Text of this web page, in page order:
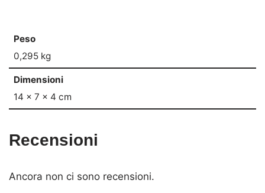
Peso
0,295 kg
Dimensioni
14 × 7 × 4 cm
Recensioni
Ancora non ci sono recensioni.